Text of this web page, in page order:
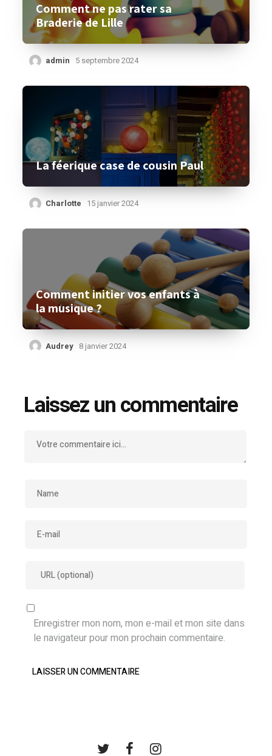
Comment ne pas rater sa
Braderie de Lille
admin 5 septembre 2024
La féerique case de cousin Paul
Charlotte 15 janvier 2024
Comment initier vos enfants à
la musique ?
Audrey 8 janvier 2024
Laissez un commentaire
Enregistrer mon nom, mon e-mail et mon site dans
le navigateur pour mon prochain commentaire.